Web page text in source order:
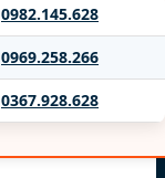
0982.145.628
0969.258.266
0367.928.628